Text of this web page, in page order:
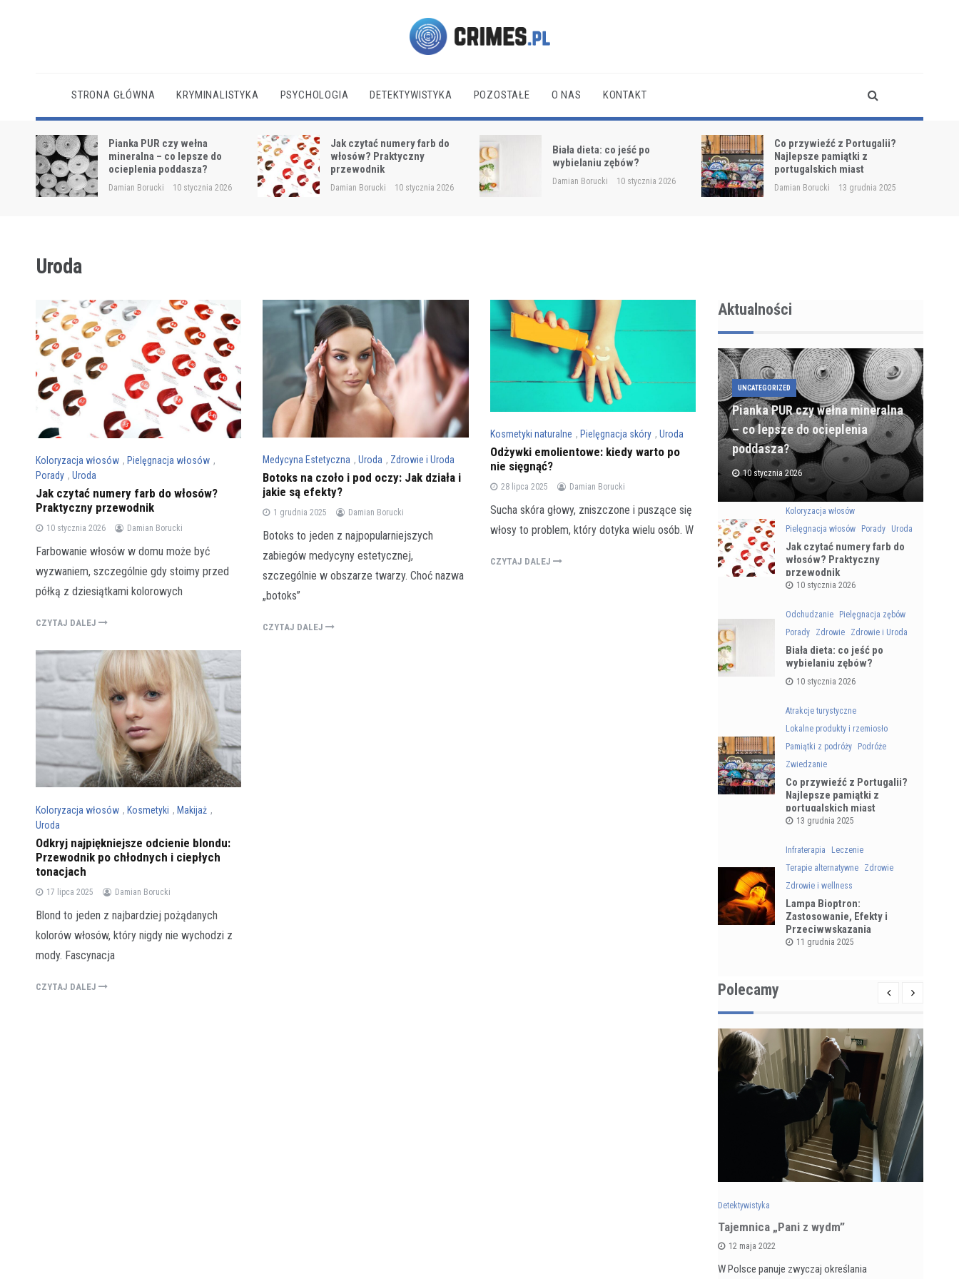
STRONA GŁÓWNA KRYMINALISTYKA PSYCHOLOGIA DETEKTYWISTYKA POZOSTAŁE O NAS KONTAKT
Pianka PUR czy wełna
mineralna – co lepsze do
ocieplenia poddasza?
Damian Borucki 10 stycznia 2026
Jak czytać numery farb do
włosów? Praktyczny
przewodnik
Damian Borucki 10 stycznia 2026
Biała dieta: co jeść po
wybielaniu zębów?
Damian Borucki 10 stycznia 2026
Co przywieźć z Portugalii?
Najlepsze pamiątki z
portugalskich miast
Damian Borucki 13 grudnia 2025
Uroda
Koloryzacja włosów , Pielęgnacja włosów ,
Porady , Uroda
Jak czytać numery farb do włosów?
Praktyczny przewodnik
10 stycznia 2026 Damian Borucki
Farbowanie włosów w domu może być
wyzwaniem, szczególnie gdy stoimy przed
półką z dziesiątkami kolorowych
CZYTAJ DALEJ
Medycyna Estetyczna ,Uroda , Zdrowie i Uroda
Botoks na czoło i pod oczy: Jak działa i
jakie są efekty?
1 grudnia 2025 Damian Borucki
Botoks to jeden z najpopularniejszych
zabiegów medycyny estetycznej,
szczególnie w obszarze twarzy. Choć nazwa
„botoks”
CZYTAJ DALEJ
Kosmetyki naturalne , Pielęgnacja skóry , Uroda
Odżywki emolientowe: kiedy warto po
nie sięgnąć?
28 lipca 2025 Damian Borucki
Sucha skóra głowy, zniszczone i puszące się
włosy to problem, który dotyka wielu osób. W
CZYTAJ DALEJ
Koloryzacja włosów , Kosmetyki , Makijaż ,
Uroda
Odkryj najpiękniejsze odcienie blondu:
Przewodnik po chłodnych i ciepłych
tonacjach
17 lipca 2025 Damian Borucki
Blond to jeden z najbardziej pożądanych
kolorów włosów, który nigdy nie wychodzi z
mody. Fascynacja
CZYTAJ DALEJ
Aktualności
UNCATEGORIZED
Pianka PUR czy wełna mineralna
– co lepsze do ocieplenia
poddasza?
10 stycznia 2026
Koloryzacja włosów
Pielęgnacja włosów
Porady Uroda
Jak czytać numery farb do
włosów? Praktyczny
przewodnik
10 stycznia 2026
Odchudzanie
Pielęgnacja zębów
Porady
Zdrowie Zdrowie i Uroda
Biała dieta: co jeść po
wybielaniu zębów?
10 stycznia 2026
Atrakcje turystyczne
Lokalne produkty i rzemiosło
Pamiątki z podróży
Podróże
Zwiedzanie
Co przywieźć z Portugalii?
Najlepsze pamiątki z
portugalskich miast
13 grudnia 2025
Infraterapia
Leczenie
Terapie alternatywne
Zdrowie
Zdrowie i wellness
Lampa Bioptron:
Zastosowanie, Efekty i
Przeciwwskazania
11 grudnia 2025
Polecamy
Detektywistyka
Tajemnica „Pani z wydm”
12 maja 2022
W Polsce panuje zwyczaj określania